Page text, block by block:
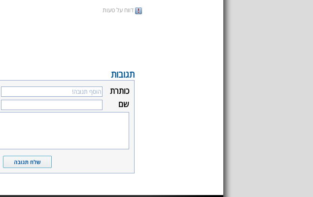
דווח על טעות
תגובות
כותרת
שם